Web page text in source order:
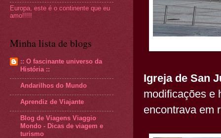
Igreja de San
modificações e
encontrava em
Europa, este é o continente que eu
amo!!!!!
Minha lista de blogs
:: O fascinante universo da
História ::
Andarilhos do Mundo
Aprendiz de Viajante
Blog de Viagens Viaggio
Mondo - Dicas de viagem e
turismo